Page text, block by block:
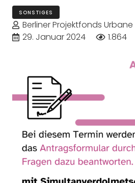
SONSTIGES
Berliner Projektfonds Urbane
29. Januar 2024
1.864